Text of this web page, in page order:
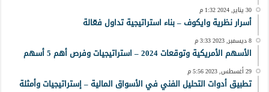
30 يناير, 2024 1:32 م
أسرار نظرية وايكوف – بناء استراتيجية تداول فعّالة
8 ديسمبر, 2023 3:33 م
الأسهم الأمريكية وتوقعات 2024 – استراتيجيات وفرص أهم 5 أسهم
29 أغسطس, 2023 5:56 م
تطبيق أدوات التحليل الفني في الأسواق المالية – إستراتيجيات وأمثلة